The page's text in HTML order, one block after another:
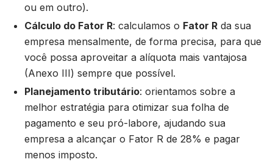
ou em outro).
Cálculo do Fator R: calculamos o Fator R da sua
empresa mensalmente, de forma precisa, para que
você possa aproveitar a alíquota mais vantajosa
(Anexo III) sempre que possível.
Planejamento tributário: orientamos sobre a
melhor estratégia para otimizar sua folha de
pagamento e seu pró-labore, ajudando sua
empresa a alcançar o Fator R de 28% e pagar
menos imposto.